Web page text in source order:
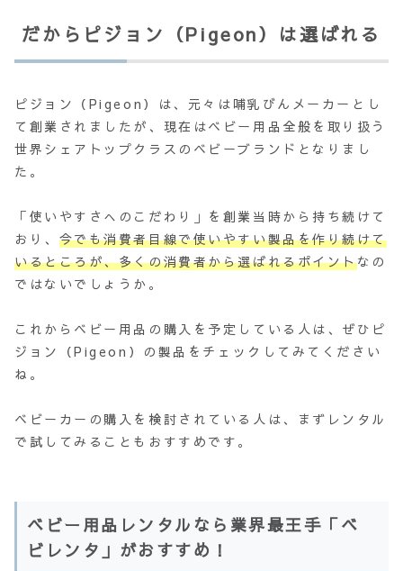
だからピジョン（Pigeon）は選ばれる
ピジョン（Pigeon）は、元々は哺乳びんメーカーとし
て創業されましたが、現在はベビー用品全般を取り扱う
世界シェアトップクラスのベビーブランドとなりまし
た。
「使いやすさへのこだわり」を創業当時から持ち続けて
おり、 今でも消費者目線で使いやすい製品を作り続けて
いるところが、多くの消費者から選ばれるポイントなの
ではないでしょうか。
これからベビー用品の購入を予定している人は、ぜひピ
ジョン（Pigeon）の製品をチェックしてみてください
ね。
ベビーカーの購入を検討されている人は、まずレンタル
で試してみることもおすすめです。
ベビー用品レンタルなら業界最王手「ベ
ビレンタ」がおすすめ！